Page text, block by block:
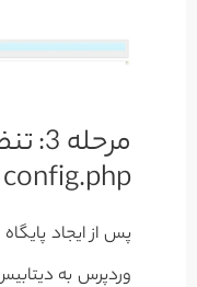
config.php
پس از ایجاد
وردپرس به